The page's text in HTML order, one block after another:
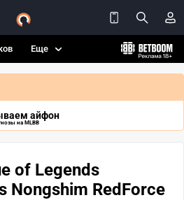
Еще
айфон
на MLBB
of Legends
Nongshim RedForce